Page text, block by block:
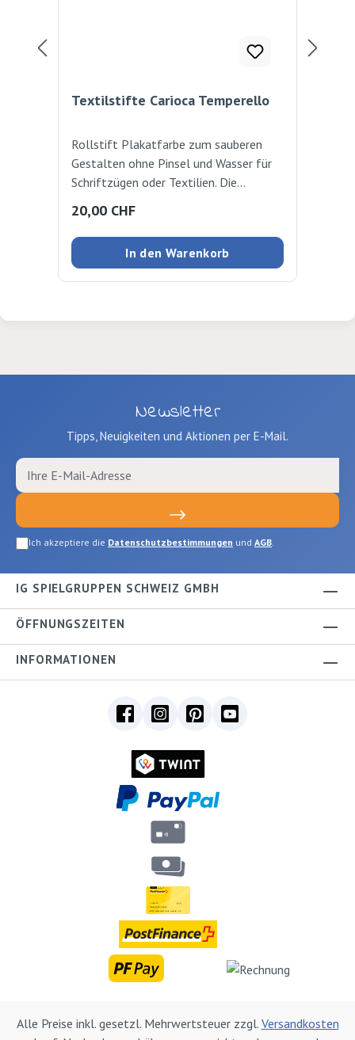
Textilstifte Carioca Temperello
Rollstift Plakatfarbe zum sauberen
Gestalten ohne Pinsel und Wasser für
Schriftzügen oder Textilien. Die
linken Seite bügeln. Waschfest bis 60
Grad. Die Stifte können auch auf Papier,
Pappe und Holz verwendet werden.
Hohe Deckkraft. Frei von
Regulärer Preis:
20,00 CHF
In den Warenkorb
Newsletter
Tipps, Neuigkeiten und Aktionen per E-Mail.
Ich akzeptiere die Datenschutzbestimmungen und AGB.
IG SPIELGRUPPEN SCHWEIZ GMBH
ÖFFNUNGSZEITEN
INFORMATIONEN
Alle Preise inkl. gesetzl. Mehrwertsteuer zzgl. Versandkosten